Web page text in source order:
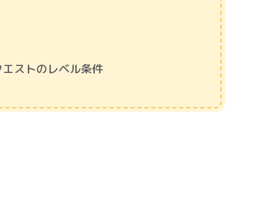
ストのレベル条件